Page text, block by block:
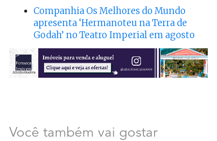
Companhia Os Melhores do Mundo
apresenta ‘Hermanoteu na Terra de
Godah’ no Teatro Imperial em agosto
Você também vai gostar